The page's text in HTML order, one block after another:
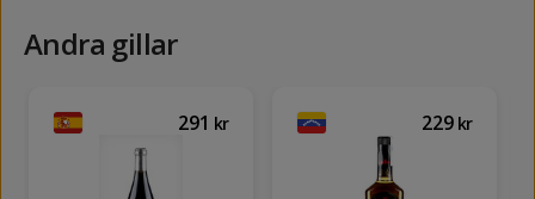
Andra gillar
291 kr 229 kr